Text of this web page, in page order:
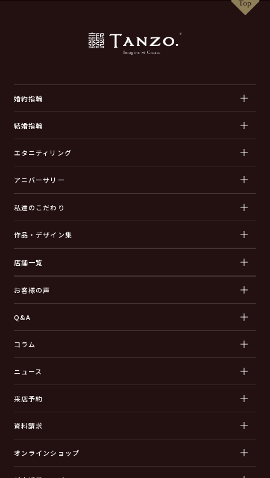
婚約指輪
結婚指輪
エタニティリング
アニバーサリー
私達のこだわり
作品・デザイン集
店舗一覧
お客様の声
Q&A
コラム
ニュース
来店予約
資料請求
オンラインショップ